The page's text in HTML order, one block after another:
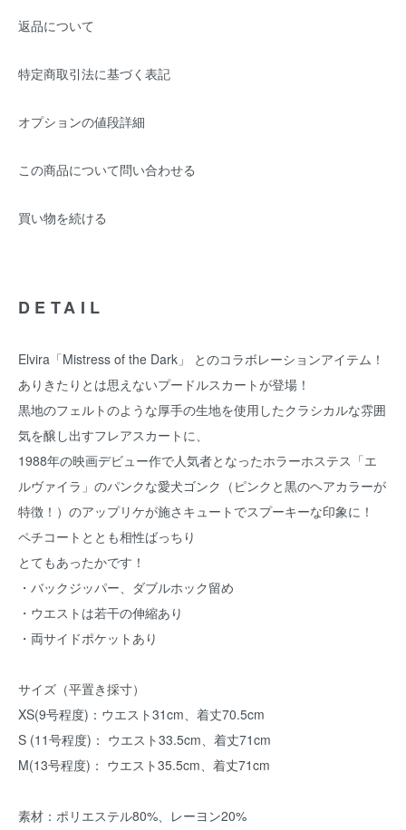
返品について
特定商取引法に基づく表記
オプションの値段詳細
この商品について問い合わせる
買い物を続ける
DETAIL
Elvira「Mistress of the Dark」 とのコラボレーションアイテム！
ありきたりとは思えないプードルスカートが登場！
黒地のフェルトのような厚手の生地を使用したクラシカルな雰囲
気を醸し出すフレアスカートに、
1988年の映画デビュー作で人気者となったホラーホステス「エ
ルヴァイラ」のパンクな愛犬ゴンク（ピンクと黒のヘアカラーが
特徴！）のアップリケが施さキュートでスプーキーな印象に！
ペチコートととも相性ばっちり
とてもあったかです！
・バックジッパー、ダブルホック留め
・ウエストは若干の伸縮あり
・両サイドポケットあり
サイズ（平置き採寸）
XS(9号程度)：ウエスト31cm、着丈70.5cm
S (11号程度)： ウエスト33.5cm、着丈71cm
M(13号程度)： ウエスト35.5cm、着丈71cm
素材：ポリエステル80%、レーヨン20%